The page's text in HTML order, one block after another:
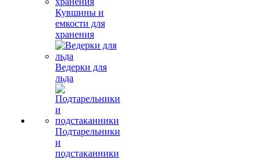
Кувшины и
емкости для
хранения
Ведерки для
льда
Подтарельники
и
подстаканники